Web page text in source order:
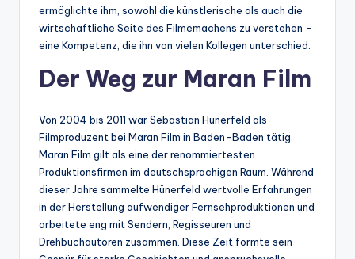
ermöglichte ihm, sowohl die künstlerische als auch die
wirtschaftliche Seite des Filmemachens zu verstehen –
eine Kompetenz, die ihn von vielen Kollegen unterschied.
Der Weg zur Maran Film
Von 2004 bis 2011 war Sebastian Hünerfeld als
Filmproduzent bei Maran Film in Baden-Baden tätig.
Maran Film gilt als eine der renommiertesten
Produktionsfirmen im deutschsprachigen Raum. Während
dieser Jahre sammelte Hünerfeld wertvolle Erfahrungen
in der Herstellung aufwendiger Fernsehproduktionen und
arbeitete eng mit Sendern, Regisseuren und
Drehbuchautoren zusammen. Diese Zeit formte sein